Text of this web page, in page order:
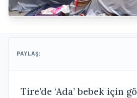
PAYLAŞ:
Tire’de ‘Ada’ bebek için